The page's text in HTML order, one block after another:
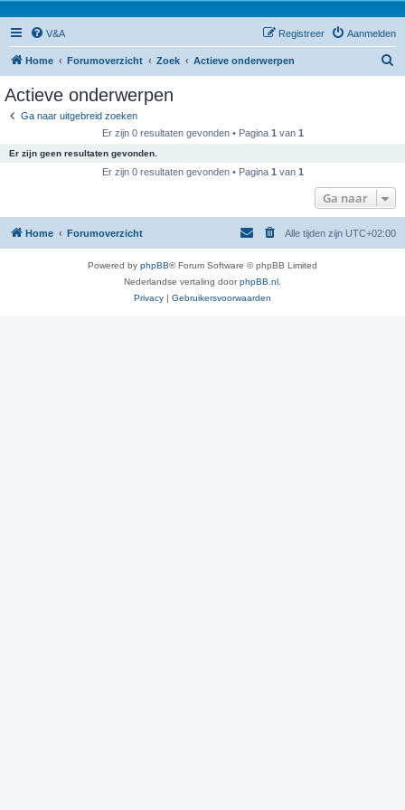
V&A Aanmelden
Registreer
Home Forumoverzicht Zoek Actieve onderwerpen
Actieve onderwerpen
Ga naar uitgebreid zoeken
Er zijn 0 resultaten gevonden • Pagina 1 van 1
Er zijn geen resultaten gevonden.
Er zijn 0 resultaten gevonden • Pagina 1 van 1
Ga naar
Home Forumoverzicht Alle tijden zijn UTC+02:00
Powered by phpBB® Forum Software © phpBB Limited
Nederlandse vertaling doorphpBB.nl
Privacy | Gebruikersvoorwaarden